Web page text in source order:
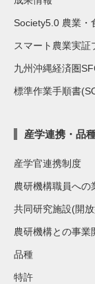
Society5.0 農業・
スマート農業実証
九州沖縄経済圏
標準作業手順書
産学連携・品
産学官連携制度
農研機構職員への
共同研究施設(開
農研機構との事業
品種
特許